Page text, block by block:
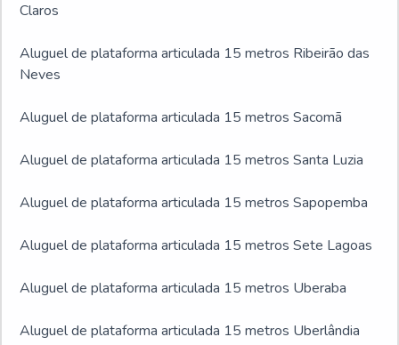
Claros
Aluguel de plataforma articulada 15 metros Ribeirão das
Neves
Aluguel de plataforma articulada 15 metros Sacomã
Aluguel de plataforma articulada 15 metros Santa Luzia
Aluguel de plataforma articulada 15 metros Sapopemba
Aluguel de plataforma articulada 15 metros Sete Lagoas
Aluguel de plataforma articulada 15 metros Uberaba
Aluguel de plataforma articulada 15 metros Uberlândia